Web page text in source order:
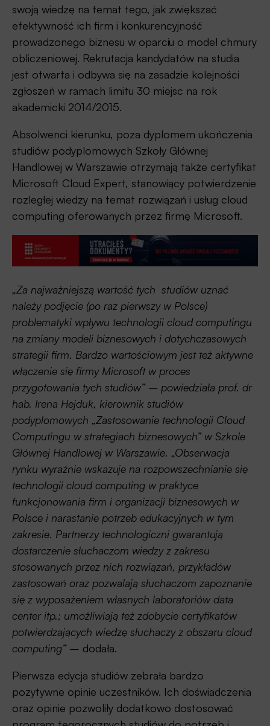
swoją wiedzę na temat tego, jak zwiększać
efektywność ich firm i konkurencyjność
prowadzonego biznesu w oparciu o model chmury
obliczeniowej. Rekrutacja kandydatów na studia
jest otwarta i odbywa się na zasadzie kolejności
zgłoszeń w ramach limitu 30 miejsc na rok
akademicki 2014/2015.
Absolwenci kierunku, poza dyplomem ukończenia
studiów podyplomowych Szkoły Głównej
Handlowej w Warszawie otrzymają także certyfikat
Microsoft Cloud Expert, stanowiący potwierdzenie
rozległej wiedzy na temat rozwiązań i usług cloud
computing oferowanych przez firmę Microsoft.
„Za najważniejszą wartość tych studiów uznać
należy podjęcie (po raz pierwszy w Polsce)
problematyki wpływu technologii cloud computingu
na zmiany modeli biznesowych i dotychczasowych
strategii firm. Bardzo wartościowym jest też aktywne
włączenie się firmy Microsoft w proces
przygotowania tych studiów” – powiedziała prof. dr
hab. Irena Hejduk, kierownik studiów
podyplomowych „Zastosowanie technologii Cloud
Computingu w strategiach biznesowych” w Szkole
Głównej Handlowej w Warszawie. „Obserwacja
rynku wyraźnie wskazuje na rozpowszechnianie się
technologii cloud computing w praktyce
funkcjonowania firm i organizacji biznesowych w
Polsce i narastanie potrzeb edukacyjnych w tym
zakresie. Partnerzy technologiczni gwarantują
dostarczenie słuchaczom wiedzy z zakresu
stosowanych przez nich rozwiązań, przykładów
zastosowań oraz pozwalają słuchaczom zapoznanie
się z wyposażeniem własnych laboratoriów data
center itp.; umożliwiają też zdobycie certyfikatów
potwierdzających wiedzę słuchaczy z obszaru cloud
computing” – dodała.
Pierwsza edycja studiów zebrała bardzo
pozytywne opinie uczestników. Ich doświadczenia
oraz opinie pozwoliły dodatkowo dostosować